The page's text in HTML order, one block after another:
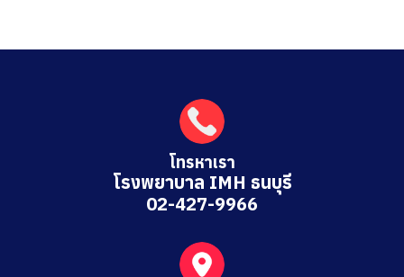
โทรหาเรา
โรงพยาบาล IMH ธนบุรี
02-427-9966